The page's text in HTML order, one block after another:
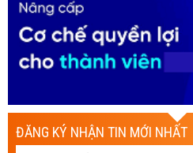
ĐĂNG KÝ NHẬN TIN MỚI NHẤT